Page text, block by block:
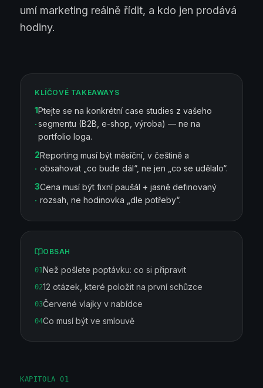
umí marketing reálně řídit, a kdo jen prodává
hodiny.
KLÍČOVÉ TAKEAWAYS
1
.
Ptejte se na konkrétní case studies z vašeho
segmentu (B2B, e-shop, výroba) — ne na
portfolio loga.
2
.
Reporting musí být měsíční, v češtině a
obsahovat „co bude dál“, ne jen „co se udělalo“.
3
.
Cena musí být fixní paušál + jasně definovaný
rozsah, ne hodinovka „dle potřeby“.
OBSAH
01Než pošlete poptávku: co si připravit
0212 otázek, které položit na první schůzce
03Červené vlajky v nabídce
04Co musí být ve smlouvě
KAPITOLA01